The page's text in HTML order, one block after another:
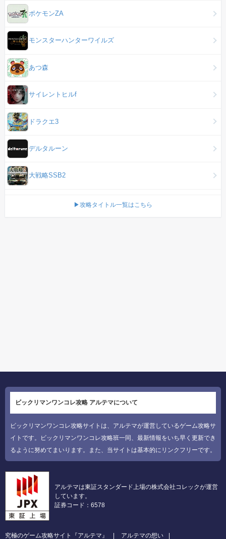
ポケモンZA
モンスターハンターワイルズ
あつ森
サイレントヒルf
ドラクエ3
デルタルーン
大戦略SSB2
▶攻略タイトル一覧はこちら
ビックリマンワンコレ攻略 アルテマについて
ビックリマンワンコレ攻略サイトは、アルテマが運営しているゲーム攻略サ
イトです。ビックリマンワンコレ攻略班一同、最新情報をいち早く更新でき
るように努めてまいります。また、当サイトは基本的にリンクフリーです。
アルテマは東証スタンダード上場の株式会社コレックが運営
しています。
証券コード：6578
究極のゲーム攻略サイト『アルテマ』 アルテマの想い